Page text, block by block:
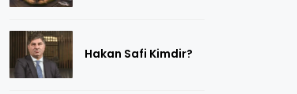
Hakan Safi Kimdir?